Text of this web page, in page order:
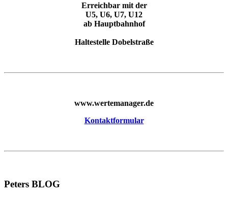
Erreichbar mit der
U5, U6, U7, U12
ab Hauptbahnhof
Haltestelle Dobelstraße
www.wertemanager.de
Kontaktformular
Peters BLOG